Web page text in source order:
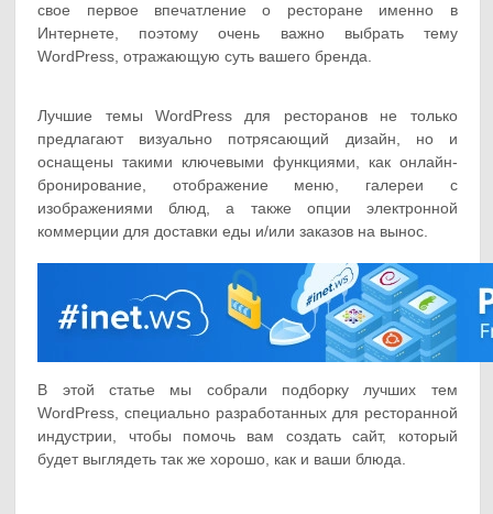
свое первое впечатление о ресторане именно в
Интернете, поэтому очень важно выбрать тему
WordPress, отражающую суть вашего бренда.
Лучшие темы WordPress для ресторанов не только
предлагают визуально потрясающий дизайн, но и
оснащены такими ключевыми функциями, как онлайн-
бронирование, отображение меню, галереи с
изображениями блюд, а также опции электронной
коммерции для доставки еды и/или заказов на вынос.
В этой статье мы собрали подборку лучших тем
WordPress, специально разработанных для ресторанной
индустрии, чтобы помочь вам создать сайт, который
будет выглядеть так же хорошо, как и ваши блюда.